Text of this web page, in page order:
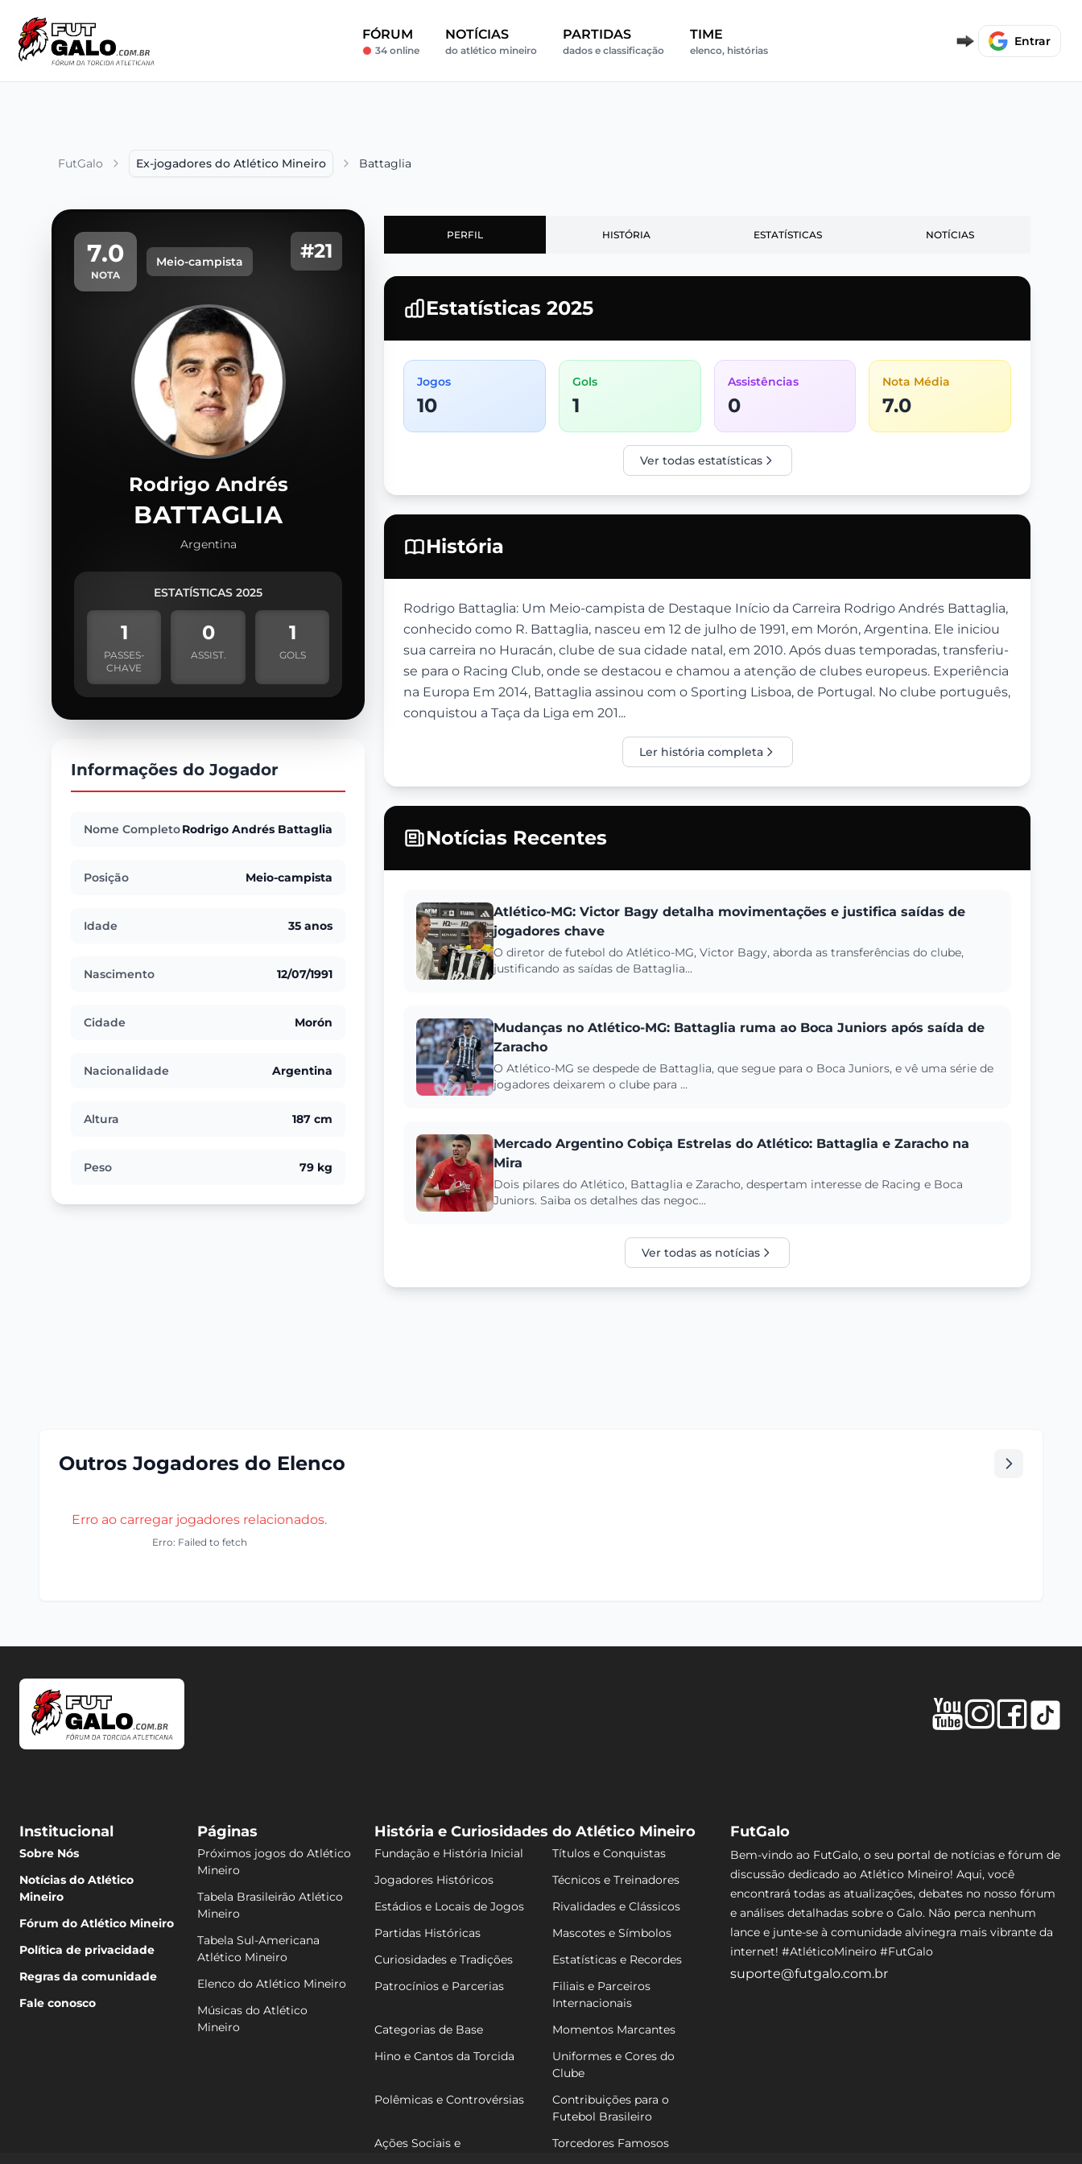
FÓRUM
34 online
NOTÍCIAS
do atlético mineiro
PARTIDAS
dados e classificação
TIME
elenco, histórias
Entrar
FutGalo Ex-jogadores do Atlético Mineiro Battaglia
7.0
NOTA
Meio-campista #21
Rodrigo Andrés
BATTAGLIA
Argentina
ESTATÍSTICAS 2025
1
PASSES-
CHAVE
0
ASSIST.
1
GOLS
Informações do Jogador
Nome CompletoRodrigo Andrés Battaglia
Posição Meio-campista
Idade 35 anos
Nascimento 12/07/1991
Cidade Morón
Nacionalidade Argentina
Altura 187 cm
Peso 79 kg
PERFIL HISTÓRIA ESTATÍSTICAS NOTÍCIAS
Estatísticas 2025
Jogos
10
Gols
1
Assistências
0
Nota Média
7.0
Ver todas estatísticas
História
Rodrigo Battaglia: Um Meio-campista de Destaque Início da Carreira Rodrigo Andrés Battaglia,
conhecido como R. Battaglia, nasceu em 12 de julho de 1991, em Morón, Argentina. Ele iniciou
sua carreira no Huracán, clube de sua cidade natal, em 2010. Após duas temporadas, transferiu-
se para o Racing Club, onde se destacou e chamou a atenção de clubes europeus. Experiência
na Europa Em 2014, Battaglia assinou com o Sporting Lisboa, de Portugal. No clube português,
conquistou a Taça da Liga em 201...
Ler história completa
Notícias Recentes
Atlético-MG: Victor Bagy detalha movimentações e justifica saídas de
jogadores chave
O diretor de futebol do Atlético-MG, Victor Bagy, aborda as transferências do clube,
justificando as saídas de Battaglia...
Mudanças no Atlético-MG: Battaglia ruma ao Boca Juniors após saída de
Zaracho
O Atlético-MG se despede de Battaglia, que segue para o Boca Juniors, e vê uma série de
jogadores deixarem o clube para ...
Mercado Argentino Cobiça Estrelas do Atlético: Battaglia e Zaracho na
Mira
Dois pilares do Atlético, Battaglia e Zaracho, despertam interesse de Racing e Boca
Juniors. Saiba os detalhes das negoc...
Ver todas as notícias
Outros Jogadores do Elenco
Erro ao carregar jogadores relacionados.
Erro: Failed to fetch
Institucional
Sobre Nós
Notícias do Atlético
Mineiro
Fórum do Atlético Mineiro
Política de privacidade
Regras da comunidade
Fale conosco
Páginas
Próximos jogos do Atlético
Mineiro
Tabela Brasileirão Atlético
Mineiro
Tabela Sul-Americana
Atlético Mineiro
Elenco do Atlético Mineiro
Músicas do Atlético
Mineiro
História e Curiosidades do Atlético Mineiro
Fundação e História Inicial
Títulos e Conquistas
Jogadores Históricos
Técnicos e Treinadores
Estádios e Locais de Jogos
Rivalidades e Clássicos
Partidas Históricas
Mascotes e Símbolos
Curiosidades e Tradições
Estatísticas e Recordes
Patrocínios e Parcerias
Filiais e Parceiros
Internacionais
Categorias de Base
Momentos Marcantes
Hino e Cantos da Torcida
Uniformes e Cores do
Clube
Polêmicas e Controvérsias
Contribuições para o
Futebol Brasileiro
Ações Sociais e
Torcedores Famosos
FutGalo
Bem-vindo ao FutGalo, o seu portal de notícias e fórum de
discussão dedicado ao Atlético Mineiro! Aqui, você
encontrará todas as atualizações, debates no nosso fórum
e análises detalhadas sobre o Galo. Não perca nenhum
lance e junte-se à comunidade alvinegra mais vibrante da
internet! #AtléticoMineiro #FutGalo
suporte@futgalo.com.br